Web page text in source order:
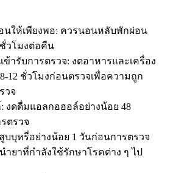
ให้เพียงพอ: ควรนอนหลับพักผ่อน
วโมงต่อคืน
ข้ารับการตรวจ: งดอาหารและเครื่อง
12 ชั่วโมงก่อนตรวจเพื่อความถูก
วจ
งดดื่มแอลกอฮอล์อย่างน้อย 48
ตรวจ
บบุหรี่อย่างน้อย 1 วันก่อนการตรวจ
ำยาที่กำลังใช้รักษาโรคต่าง ๆ ไป